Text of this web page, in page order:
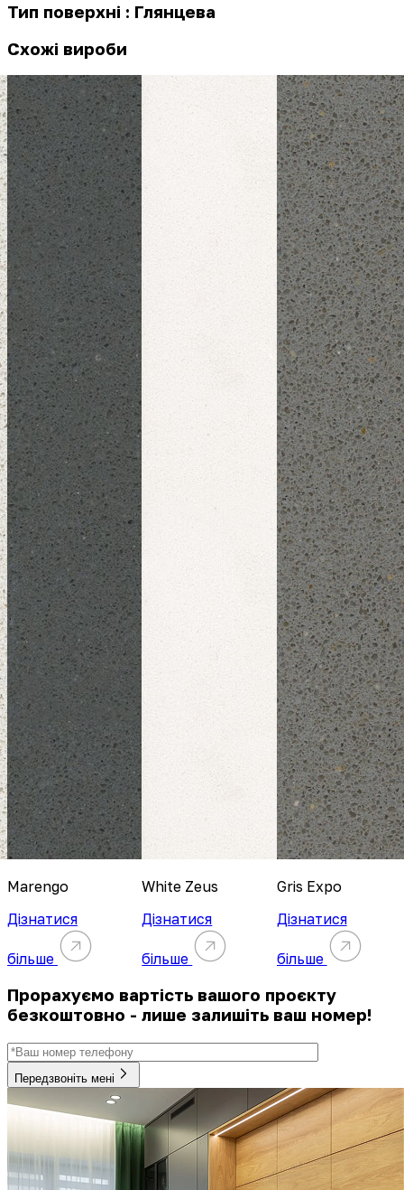
Тип поверхні : Глянцева
Схожі вироби
Marengo
Дізнатися
більше
White Zeus
Дізнатися
більше
Gris Expo
Дізнатися
більше
Прорахуємо вартість вашого проєкту
безкоштовно - лише залишіть ваш номер!
Передзвоніть мені